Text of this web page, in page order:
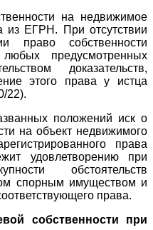
на недвижимое
из ЕГРН. При отсутствии
право собственности
предусмотренных
доказательств,
этого права у истца
22).
положений иск о
на объект недвижимого
права
удовлетворению при
обстоятельств
спорным имуществом и
права.
собственности при